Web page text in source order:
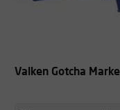
Valken Gotcha